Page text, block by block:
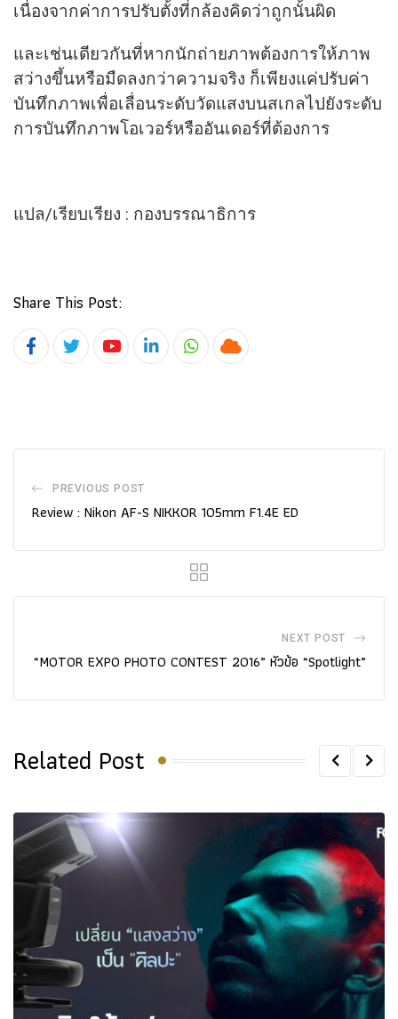
เนื่องจากค่าการปรับตั้งที่กล้องคิดว่าถูกนั้นผิด
และเช่นเดียวกันที่หากนักถ่ายภาพต้องการให้ภาพ
สว่างขึ้นหรือมืดลงกว่าความจริง ก็เพียงแค่ปรับค่า
บันทึกภาพเพื่อเลื่อนระดับวัดแสงบนสเกลไปยังระดับ
การบันทึกภาพโอเวอร์หรืออันเดอร์ที่ต้องการ
แปล/เรียบเรียง : กองบรรณาธิการ
Share This Post:
YoutubeLinkedInWhatsapp
Cloud
PREVIOUS POST
Review : Nikon AF-S NIKKOR 105mm F1.4E ED
NEXT POST
“MOTOR EXPO PHOTO CONTEST 2016” หัวข้อ “Spotlight”
Related Post